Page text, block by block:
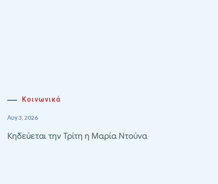
Κοινωνικά
Αυγ 3, 2026
Κηδεύεται την Τρίτη η Μαρία Ντούνα